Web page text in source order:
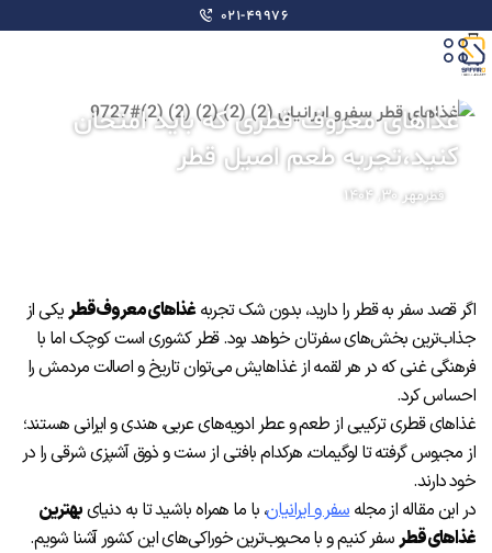
۰۲۱-۴۹۹۷۶
غذاهای معروف قطری که باید امتحان
کنید،تجربه طعم اصیل قطر
قطرمهر ۳۰, ۱۴۰۴
اگر قصد سفر به قطر را دارید، بدون شک تجربهغذاهای معروف قطریکی از
جذاب‌ترین بخش‌های سفرتان خواهد بود. قطر کشوری است کوچک اما با
فرهنگی غنی که در هر لقمه از غذاهایش می‌توان تاریخ و اصالت مردمش را
احساس کرد.
غذاهای قطری ترکیبی از طعم و عطر ادویه‌های عربی، هندی و ایرانی هستند؛
از مجبوس گرفته تا لوگیمات، هرکدام بافتی از سنت و ذوق آشپزی شرقی را در
خود دارند.
در این مقاله از مجلهسفر و ایرانیان، با ما همراه باشید تا به دنیایبهترین
غذاهای قطرسفر کنیم و با محبوب‌ترین خوراکی‌های این کشور آشنا شویم.